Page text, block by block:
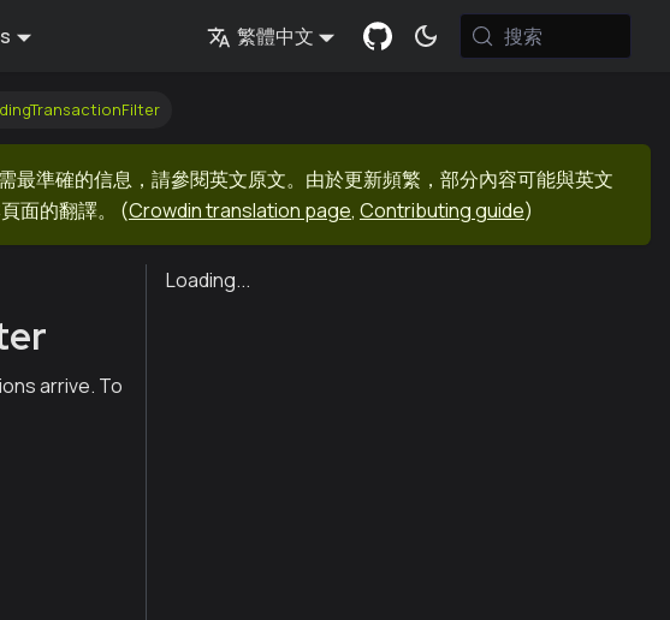
繁體中文 搜索
準確的信息，請參閱英文原文。由於更新頻繁，部分內容可能與英文
面的翻譯。
(Crowdin translation page, Contributing guide)
arrive. To
Loading...